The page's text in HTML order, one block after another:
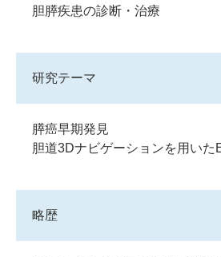
胆膵疾患の診断・治療
研究テーマ
膵癌早期発見
胆道3Dナビゲーションを用いた
略歴